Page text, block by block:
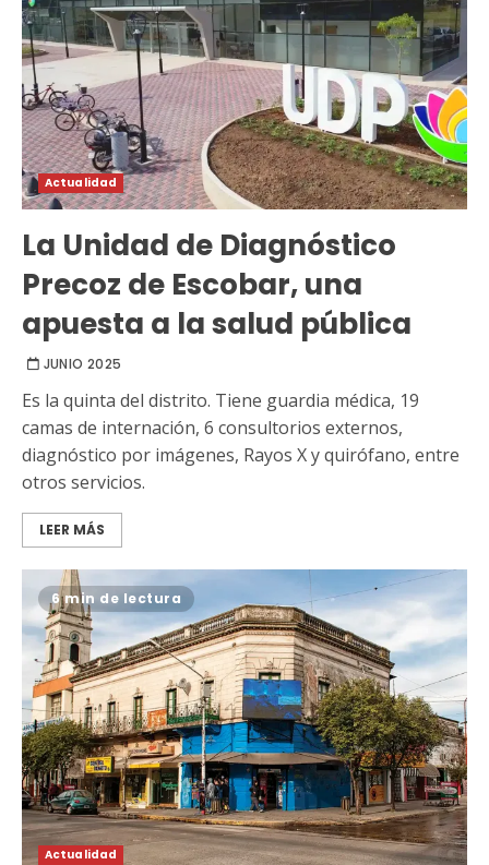
Actualidad
La Unidad de Diagnóstico
Precoz de Escobar, una
apuesta a la salud pública
JUNIO 2025
Es la quinta del distrito. Tiene guardia médica, 19
camas de internación, 6 consultorios externos,
diagnóstico por imágenes, Rayos X y quirófano, entre
otros servicios.
LEER MÁS
6 min de lectura
Actualidad